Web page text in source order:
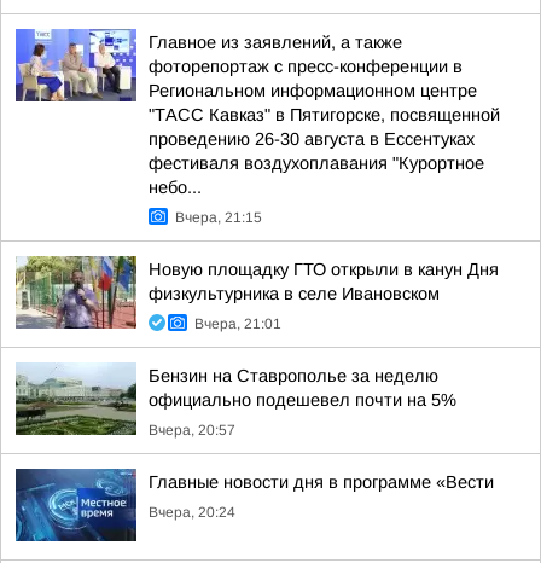
Главное из заявлений, а также
фоторепортаж с пресс-конференции в
Региональном информационном центре
"ТАСС Кавказ" в Пятигорске, посвященной
проведению 26-30 августа в Ессентуках
фестиваля воздухоплавания "Курортное
небо...
Вчера, 21:15
Новую площадку ГТО открыли в канун Дня
физкультурника в селе Ивановском
Вчера, 21:01
Бензин на Ставрополье за неделю
официально подешевел почти на 5%
Вчера, 20:57
Главные новости дня в программе «Вести
Вчера, 20:24